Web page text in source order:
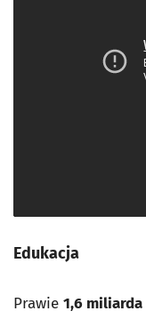
Edukacja
Prawie 1,6 miliarda